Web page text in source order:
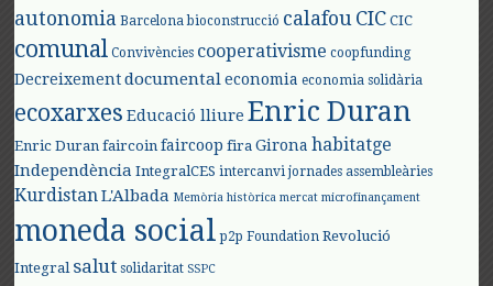
autonomia Barcelona bioconstrucció calafouCIC CIC
comunal Convivències cooperativisme coopfunding
Decreixement documental economia economia solidària
ecoxarxes Educació lliure Enric Duran
Enric Duran faircoin faircoop fira Girona habitatge
Independència IntegralCES intercanvi jornades assembleàries
KurdistanL'Albada Memòria històrica mercat microfinançament
moneda social p2p Foundation Revolució
Integral salut solidaritat SSPC